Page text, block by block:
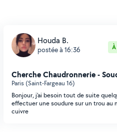
Houda B.
postée à 16:36
Cherche Chaudronnerie -
Paris (Saint-Fargeau 16)
Bonjour, j'ai besoin tout de suite
effectuer une soudure sur un trou au
cuivre